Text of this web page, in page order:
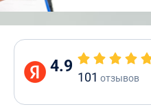
4.9
101 отзывов